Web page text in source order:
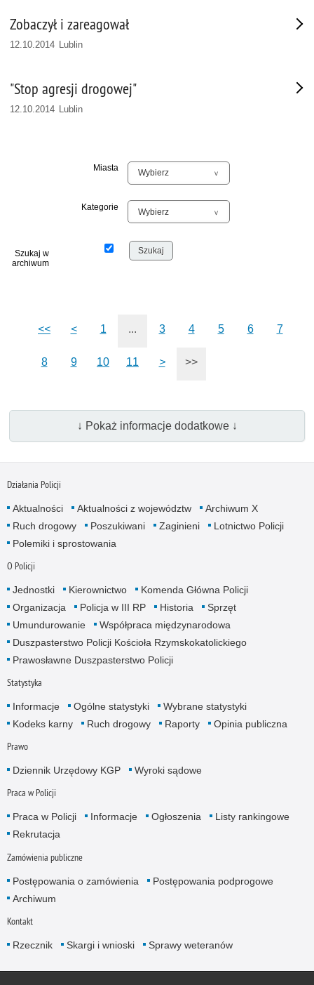
Zobaczył i zareagował
12.10.2014 Lublin
"Stop agresji drogowej"
12.10.2014 Lublin
Miasta
Kategorie
Szukaj w
archiwum
<< < 1 ... 3 4 5 6 7
8 9 10 11 > >>
↓ Pokaż informacje dodatkowe ↓
Działania Policji
Aktualności Aktualności z województw
Archiwum X
Ruch drogowy
Poszukiwani Zaginieni
Lotnictwo Policji
Polemiki i sprostowania
O Policji
Jednostki Kierownictwo
Komenda Główna Policji
Organizacja
Policja w III RP Historia
Sprzęt
Umundurowanie
Współpraca międzynarodowa
Duszpasterstwo Policji Kościoła Rzymskokatolickiego
Prawosławne Duszpasterstwo Policji
Statystyka
Informacje Ogólne statystyki
Wybrane statystyki
Kodeks karny
Ruch drogowy Raporty Opinia publiczna
Prawo
Dziennik Urzędowy KGP Wyroki sądowe
Praca w Policji
Praca w Policji Informacje Ogłoszenia
Listy rankingowe
Rekrutacja
Zamówienia publiczne
Postępowania o zamówienia
Postępowania podprogowe
Archiwum
Kontakt
Rzecznik Skargi i wnioski Sprawy weteranów